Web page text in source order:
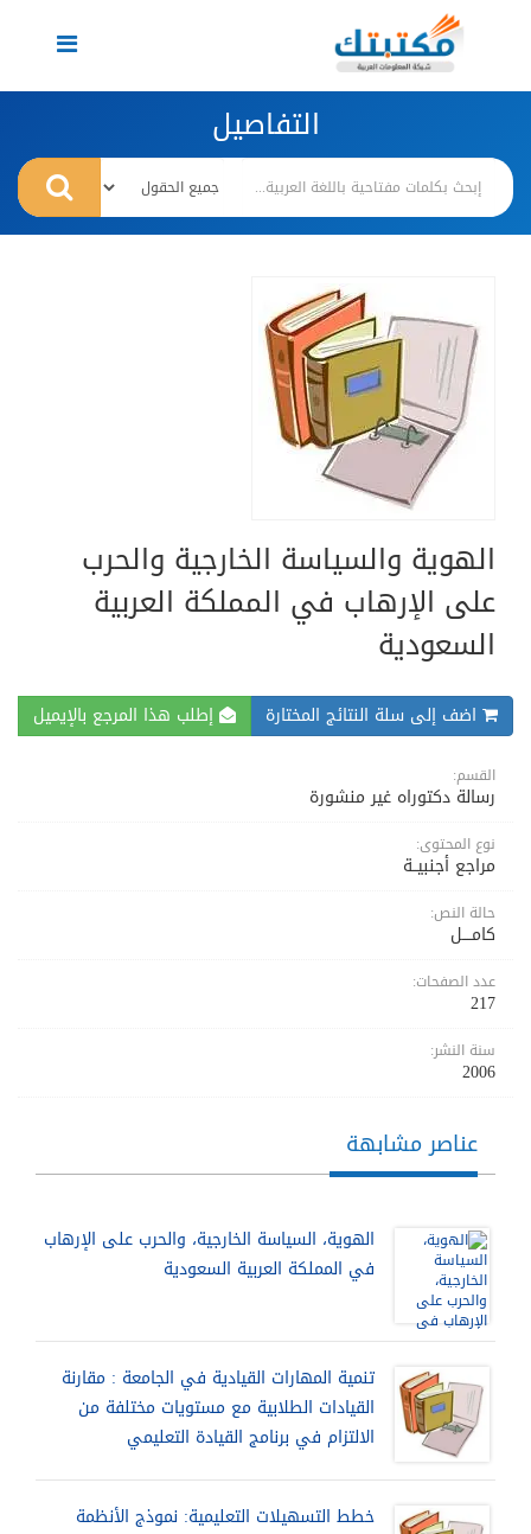
Toggle
navigation
التفاصيل
الهوية والسياسة الخارجية والحرب
على الإرهاب في المملكة العربية
السعودية
اضف إلى سلة النتائج المختارة إطلب هذا المرجع بالإيميل
القسم:
رسالة دكتوراه غير منشورة
نوع المحتوى:
مراجع أجنبيــة
حالة النص:
كامــــل
عدد الصفحات:
217
سنة النشر:
2006
عناصر مشابهة
الهوية، السياسة الخارجية، والحرب على الإرهاب
في المملكة العربية السعودية
تنمية المهارات القيادية في الجامعة : مقارنة
القيادات الطلابية مع مستويات مختلفة من
الالتزام في برنامج القيادة التعليمي
خطط التسهيلات التعليمية: نموذج الأنظمة